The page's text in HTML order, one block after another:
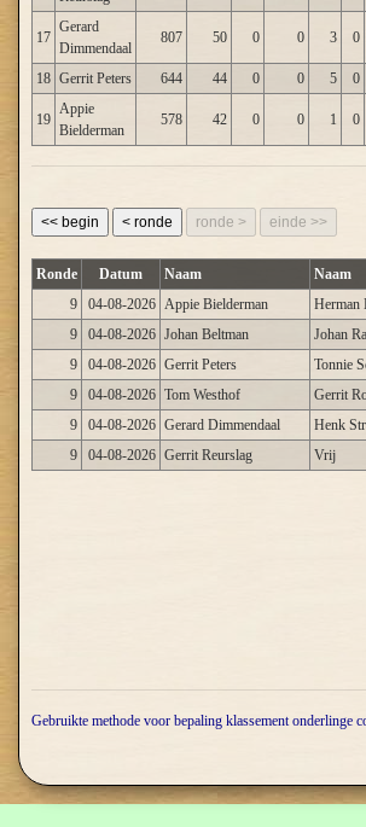
17
Gerard
Dimmendaal
807 50 0 0 3 0
18 Gerrit Peters 644 44 0 0 5 0
19
Appie
Bielderman
578 42 0 0 1 0
<< begin < ronde ronde > einde >>
Ronde Datum Naam Naam
9
04-08-2026 Appie Bielderman Herman
9
04-08-2026 Johan Beltman Johan
9
04-08-2026 Gerrit Peters Tonnie
9
04-08-2026 Tom Westhof Gerrit
9
04-08-2026 Gerard Dimmendaal Henk
9
04-08-2026 Gerrit Reurslag Vrij
Gebruikte methode voor bepaling klassement onderlinge